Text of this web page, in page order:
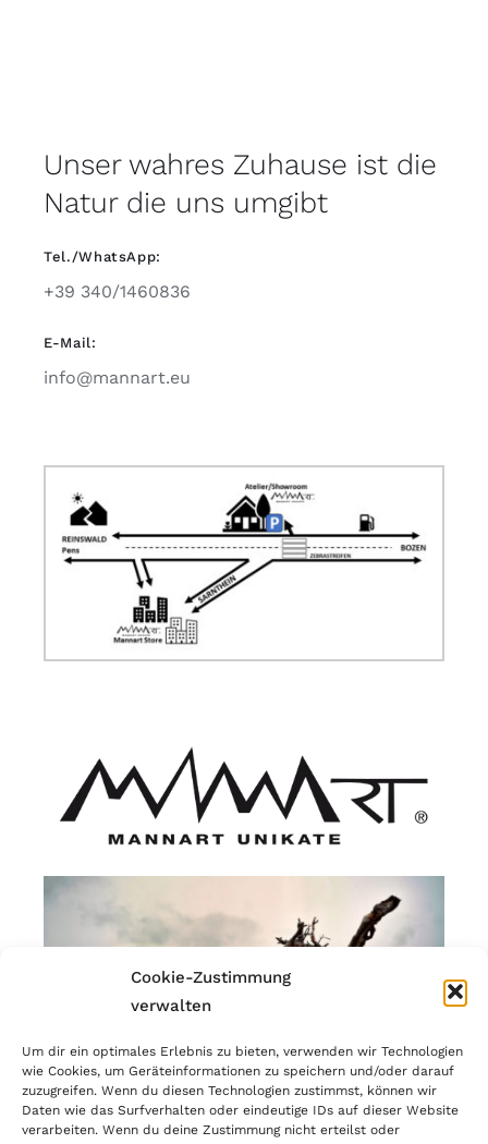
Cookie-Zustimmung
verwalten
Um dir ein optimales Erlebnis zu bieten, verwenden wir Technologien
wie Cookies, um Geräteinformationen zu speichern und/oder darauf
zuzugreifen. Wenn du diesen Technologien zustimmst, können wir
Daten wie das Surfverhalten oder eindeutige IDs auf dieser Website
verarbeiten. Wenn du deine Zustimmung nicht erteilst oder
Unser wahres Zuhause ist die
Natur die uns umgibt
Tel./WhatsApp:
+39 340/1460836
E-Mail:
info@mannart.eu